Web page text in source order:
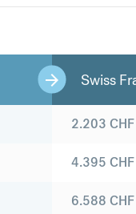
Swiss
2.203 CHF
4.395 CHF
6.588 CHF